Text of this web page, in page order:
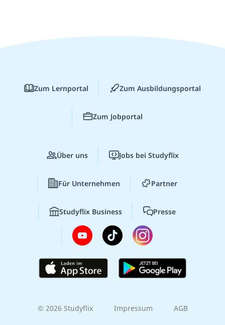
Zum Lernportal Zum Ausbildungsportal
Zum Jobportal
Über uns Jobs bei Studyflix
Für Unternehmen Partner
Studyflix Business Presse
© 2026 Studyflix Impressum AGB